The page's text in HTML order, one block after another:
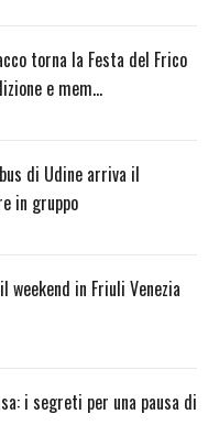
torna la Festa del Frico
e mem…
di Udine arriva il
in gruppo
weekend in Friuli Venezia
i segreti per una pausa di